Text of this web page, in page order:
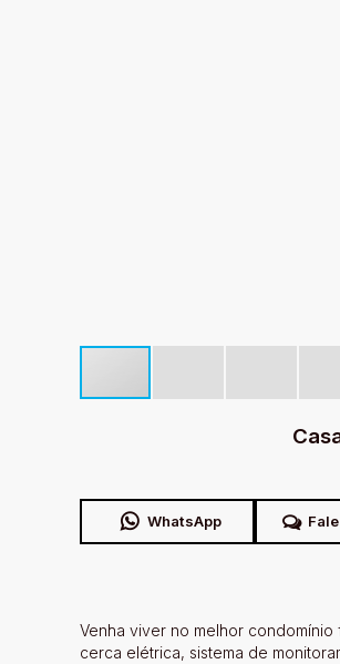
WhatsApp
Venha viver no melhor
cerca elétrica, sistema de